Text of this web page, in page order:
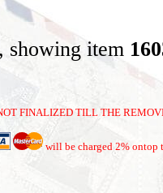
, showing item
FINALIZED TILL THE
will be charged 2% ontop